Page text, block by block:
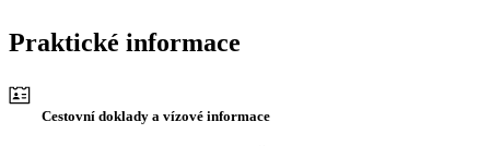
Praktické informace
Cestovní doklady a vízové informace